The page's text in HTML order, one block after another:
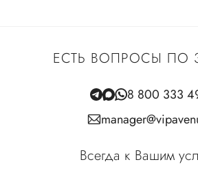
ЕСТЬ ВОПРОСЫ ПО
8 800 333
Всегда к Вашим